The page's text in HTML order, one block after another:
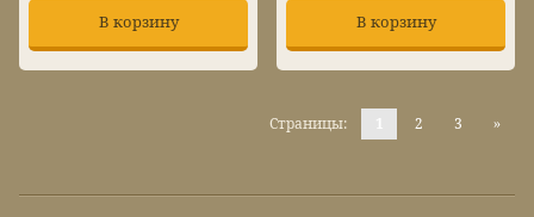
В корзину В корзину
Страницы: 2 3 »